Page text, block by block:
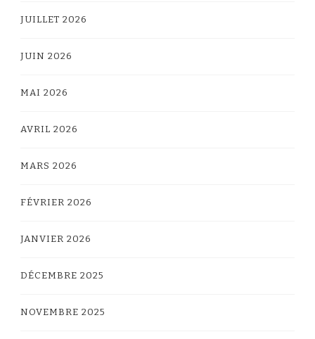
JUILLET 2026
JUIN 2026
MAI 2026
AVRIL 2026
MARS 2026
FÉVRIER 2026
JANVIER 2026
DÉCEMBRE 2025
NOVEMBRE 2025